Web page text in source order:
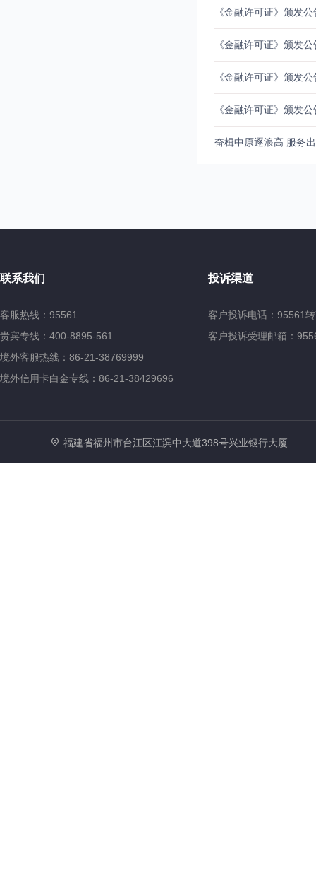
《金融许可证》颁发公
《金融许可证》颁发公
《金融许可证》颁发公
《金融许可证》颁发公
奋楫中原逐浪高 服务
联系我们
客服热线：95561
贵宾专线：400-8895-561
境外客服热线：86-21-38769999
境外信用卡白金专线：86-21-38429696
投诉渠道
客户投诉电话：95561
客户投诉受理邮箱：
福建省福州市台江区江滨中大道398号兴业银行大厦